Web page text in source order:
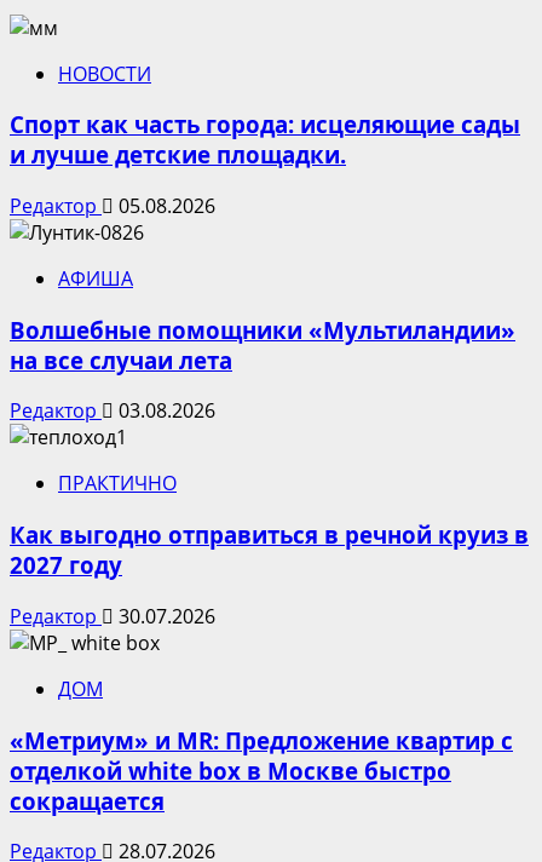
НОВОСТИ
Спорт как часть города: исцеляющие сады
и лучше детские площадки.
Редактор 05.08.2026
АФИША
Волшебные помощники «Мультиландии»
на все случаи лета
Редактор 03.08.2026
ПРАКТИЧНО
Как выгодно отправиться в речной круиз в
2027 году
Редактор 30.07.2026
ДОМ
«Метриум» и MR: Предложение квартир с
отделкой white box в Москве быстро
сокращается
Редактор 28.07.2026